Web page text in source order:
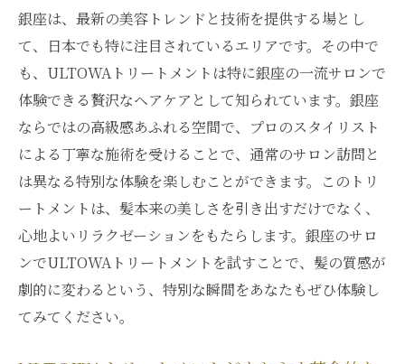
魅力
ULTOWAトリートメントが叶える髪の潤い
と輝き
ツヤのある髪を実現するULTOWAの秘密
ULTOWAトリートメントで潤いを取り戻す
方法
輝く髪を手に入れるULTOWAの力
ULTOWAトリートメントが可能にする潤い
髪にツヤを与えるULTOWAの効果
銀座の一流サロンでULTOWAトリートメントを
銀座は、最新の美容トレンドと技術を提供する場とし
て、日本でも特に注目されているエリアです。その中で
も、ULTOWAトリートメントは特に銀座の一流サロンで
体験できる贅沢なヘアケアとして知られています。銀座
ならではの高級感あふれる空間で、プロのスタイリスト
による丁寧な施術を受けることで、通常のサロン訪問と
は異なる特別な体験を楽しむことができます。このトリ
ートメントは、髪本来の美しさを引き出すだけでなく、
心地よいリラクゼーションをもたらします。銀座のサロ
ンでULTOWAトリートメントを試すことで、髪の質感が
劇的に変わるという、特別な瞬間をあなたもぜひ体験し
てみてください。